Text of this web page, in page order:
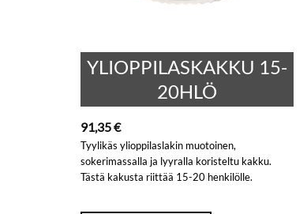
YLIOPPILASKAKKU 15-
20HLÖ
91,35€
Tyylikäs ylioppilaslakin muotoinen,
sokerimassalla ja lyyralla koristeltu kakku.
Tästä kakusta riittää 15-20 henkilölle.